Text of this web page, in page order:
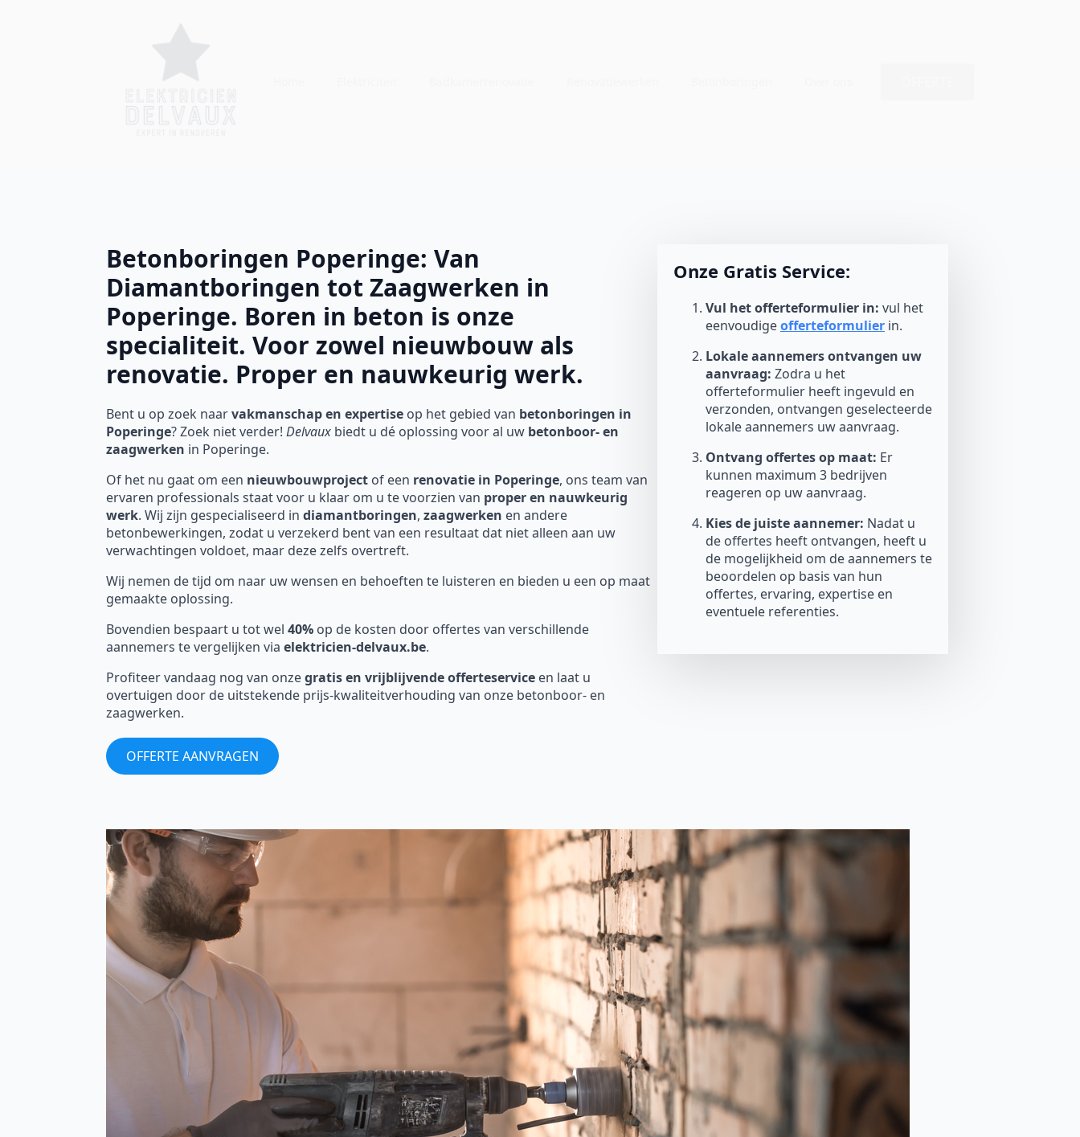
Betonboringen Poperinge: Van
Diamantboringen tot Zaagwerken in
Poperinge. Boren in beton is onze
specialiteit. Voor zowel nieuwbouw als
renovatie. Proper en nauwkeurig werk.
Bent u op zoek naarvakmanschap en expertise op het gebied van betonboringen in
Poperinge? Zoek niet verder! Delvaux biedt u dé oplossing voor al uw betonboor- en
zaagwerken in Poperinge.
Of het nu gaat om een nieuwbouwproject of een renovatie in Poperinge, ons team van
ervaren professionals staat voor u klaar om u te voorzien van proper en nauwkeurig
werk. Wij zijn gespecialiseerd in diamantboringen, zaagwerken en andere
betonbewerkingen, zodat u verzekerd bent van een resultaat dat niet alleen aan uw
verwachtingen voldoet, maar deze zelfs overtreft.
Wij nemen de tijd om naar uw wensen en behoeften te luisteren en bieden u een op maat
gemaakte oplossing.
Bovendien bespaart u tot wel 40% op de kosten door offertes van verschillende
aannemers te vergelijken via elektricien-delvaux.be.
Profiteer vandaag nog van onzegratis en vrijblijvende offerteservice en laat u
overtuigen door de uitstekende prijs-kwaliteitverhouding van onze betonboor- en
zaagwerken.
OFFERTE AANVRAGEN
Onze Gratis Service:
Vul het offerteformulier in: vul het
eenvoudigeofferteformulier in.
Lokale aannemers ontvangen uw
aanvraag: Zodra u het
offerteformulier heeft ingevuld en
verzonden, ontvangen geselecteerde
lokale aannemers uw aanvraag.
Ontvang offertes op maat: Er
kunnen maximum 3 bedrijven
reageren op uw aanvraag.
Kies de juiste aannemer: Nadat u
de offertes heeft ontvangen, heeft u
de mogelijkheid om de aannemers te
beoordelen op basis van hun
offertes, ervaring, expertise en
eventuele referenties.